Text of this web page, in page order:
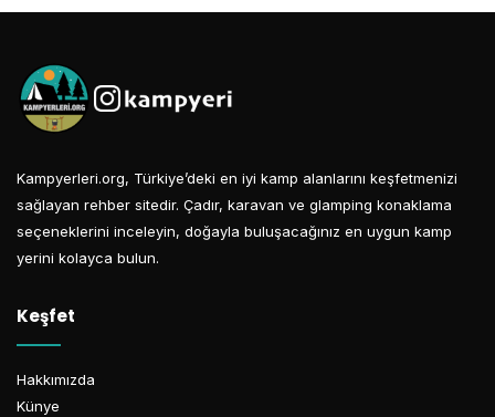
Kampyerleri.org, Türkiye’deki en iyi kamp alanlarını keşfetmenizi
sağlayan rehber sitedir. Çadır, karavan ve glamping konaklama
seçeneklerini inceleyin, doğayla buluşacağınız en uygun kamp
yerini kolayca bulun.
Keşfet
Hakkımızda
Künye